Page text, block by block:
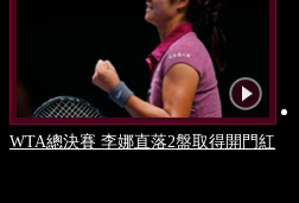
WTA總決賽 李娜直落2盤取得開門紅